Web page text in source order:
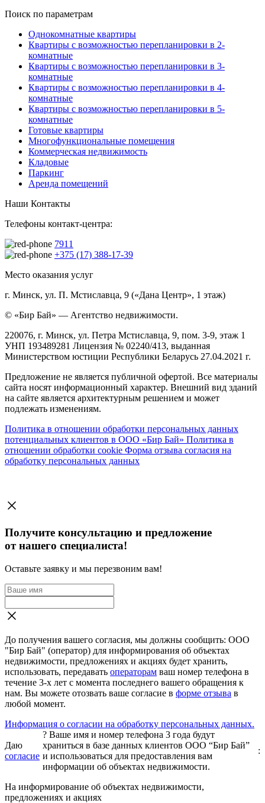
Поиск по параметрам
Однокомнатные квартиры
Квартиры с возможностью перепланировки в 2-
комнатные
Квартиры с возможностью перепланировки в 3-
комнатные
Квартиры с возможностью перепланировки в 4-
комнатные
Квартиры с возможностью перепланировки в 5-
комнатные
Готовые квартиры
Многофункциональные помещения
Коммерческая недвижимость
Кладовые
Паркинг
Аренда помещений
Наши Контакты
Телефоны контакт-центра:
7911
+375 (17) 388-17-39
Место оказания услуг
г. Минск, ул. П. Мстиславца, 9 («Дана Центр», 1 этаж)
© «Бир Бай» — Агентство недвижимости.
220076, г. Минск, ул. Петра Мстиславца, 9, пом. 3-9, этаж 1
УНП 193489281 Лицензия № 02240/413, выданная
Министерством юстиции Республики Беларусь 27.04.2021 г.
Предложение не является публичной офертой. Все материалы
сайта носят информационный характер. Внешний вид зданий
на сайте является архитектурным решением и может
подлежать изменениям.
Политика в отношении обработки персональных данных
потенциальных клиентов в ООО «Бир Бай» Политика в
отношении обработки cookie Форма отзыва согласия на
обработку персональных данных
Получите консультацию и предложение
от нашего специалиста!
Оставьте заявку и мы перезвоним вам!
До получения вашего согласия, мы должны сообщить: ООО
"Бир Бай" (оператор) для информирования об объектах
недвижимости, предложениях и акциях будет хранить,
использовать, передавать операторам ваш номер телефона в
течение 3-х лет с момента последнего вашего обращения к
нам. Вы можете отозвать ваше согласие в форме отзыва в
любой момент.
Информация о согласии на обработку персональных данных.
Даю
согласие
? Ваше имя и номер телефона 3 года будут
храниться в базе данных клиентов ООО “Бир Бай”
и использоваться для предоставления вам
информации об объектах недвижимости.
:
На информирование об объектах недвижимости,
предложениях и акциях